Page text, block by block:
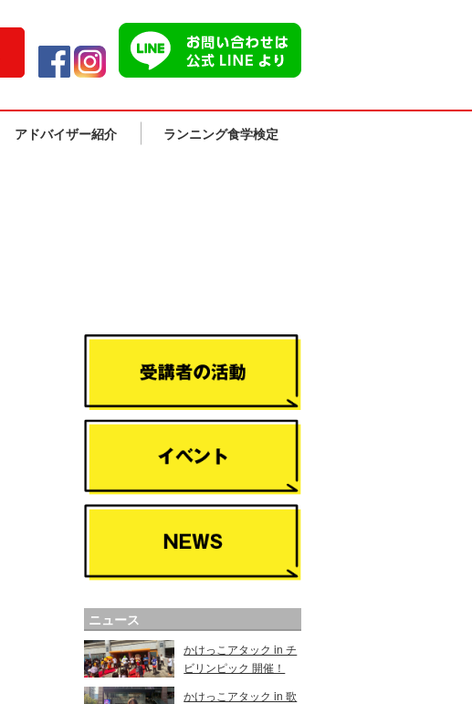
アドバイザー紹介 ランニング食学検定
ニュース
かけっこアタック in チ
ビリンピック 開催！
かけっこアタック in 歌